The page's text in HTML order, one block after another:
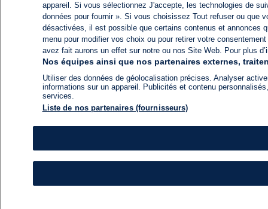
appareil. Si vous sélectionnez J'accepte, les technologies de
données pour fournir ». Si vous choisissez Tout refuser ou
désactivées, il est possible que certains contenus et annonces
menu pour modifier vos choix ou pour retirer votre
avez fait aurons un effet sur notre ou nos Site Web. Pour plus
Nos équipes ainsi que nos partenaires externes,
Utiliser des données de géolocalisation précises. Analyser
informations sur un appareil. Publicités et contenu
services.
Liste de nos partenaires (fournisseurs)